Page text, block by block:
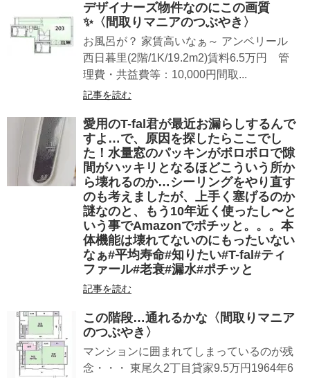
デザイナーズ物件なのにこの画質
✨〈間取りマニアのつぶやき〉
お風呂が？ 家賃高いなぁ～ アンベリール
西日暮里(2階/1K/19.2m2)賃料6.5万円 管
理費・共益費等：10,000円間取...
記事を読む
愛用のT-fal君が最近お漏らしするんで
すよ…で、原因を探したらここでし
た！水量窓のパッキンがボロボロで隙
間がハッキリとなるほどこういう所か
ら壊れるのか…シーリングをやり直す
のも考えましたが、上手く塞げるのか
謎なのと、もう10年近く使ったし〜と
いう事でAmazonでポチッと。。。本
体機能は壊れてないのにもったいない
なぁ#平均寿命#知りたい#T-fal#ティ
ファール#老衰#漏水#ポチッと
記事を読む
この階段…通れるかな〈間取りマニア
のつぶやき〉
マンションに囲まれてしまっているのが残
念・・・ 東尾久2丁目貸家9.5万円1964年6